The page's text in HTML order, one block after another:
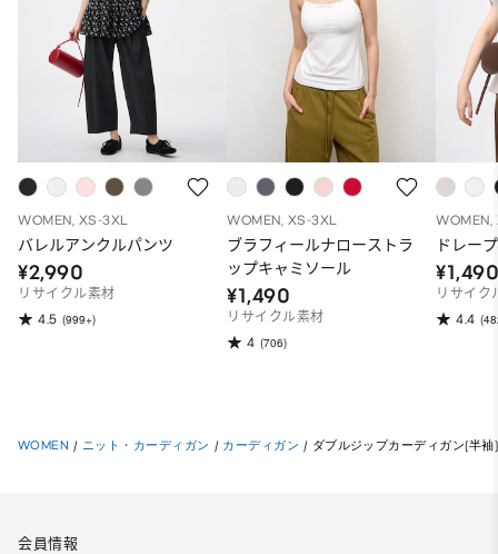
WOMEN, XS-3XL
バレルアンクルパンツ
¥2,990
リサイクル素材
4.5 (999+)
WOMEN, XS-3XL
ブラフィールナローストラ
ップキャミソール
¥1,490
リサイクル素材
4 (706)
WOMEN,
ドレー
リサイク
4.4
WOMEN / ニット・カーディガン / カーディガン / ダブルジップカーディガン(半袖)
会員情報